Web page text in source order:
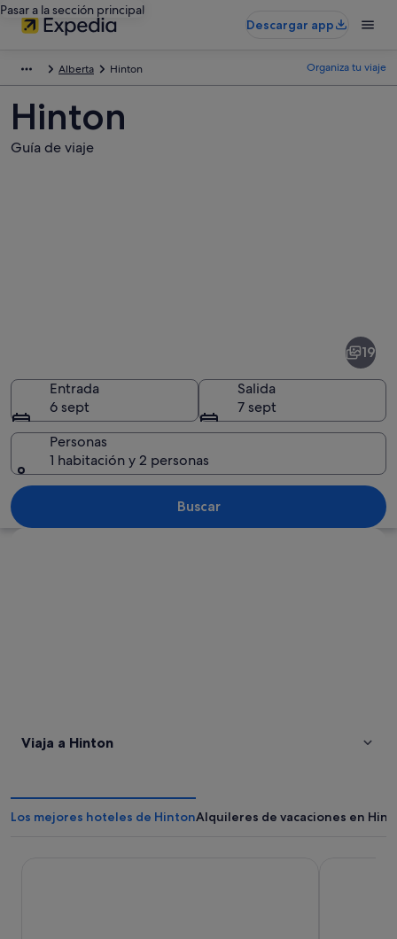
Pasar a la sección principal
Descargar app
Alberta Hinton Organiza tu viaje
Hinton
Guía de viaje
Montañas nevadas, un denso
19
Entrada
6 sept
Salida
7 sept
Personas
1 habitación y 2 personas
Buscar
Viaja a Hinton
Los mejores hoteles de HintonAlquileres de vacaciones en